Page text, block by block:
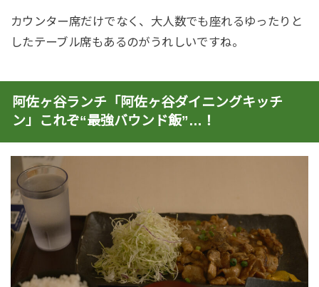
カウンター席だけでなく、大人数でも座れるゆったりと
したテーブル席もあるのがうれしいですね。
阿佐ヶ谷ランチ「阿佐ヶ谷ダイニングキッチ
ン」これぞ“最強バウンド飯”…！